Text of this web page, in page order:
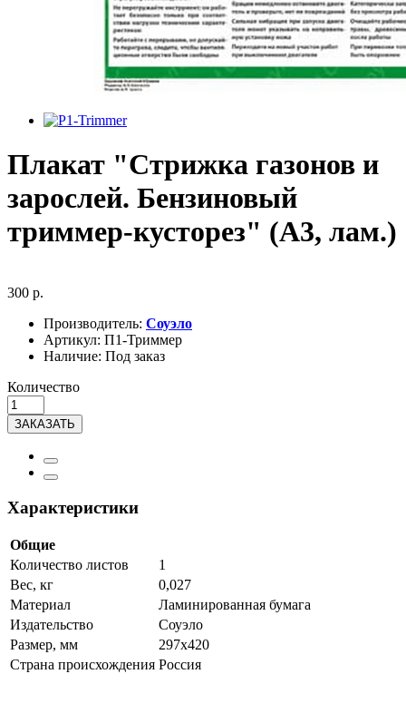
Плакат "Стрижка газонов и
зарослей. Бензиновый
триммер-кусторез" (A3, лам.)
300 р.
Производитель: Соуэло
Артикул: П1-Триммер
Наличие: Под заказ
Количество
ЗАКАЗАТЬ
Характеристики
Общие
Количество листов
1
Вес, кг
0,027
Материал
Ламинированная бумага
Издательство
Соуэло
Размер, мм
297х420
Страна происхождения Россия